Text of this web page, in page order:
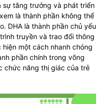
sự tăng trưởng và phát triển
là thành phần không thể
DHA là thành phần chủ yếu
truyền và trao đổi thông
một cách nhanh chóng
phần chính trong võng
chức năng thị giác của trẻ